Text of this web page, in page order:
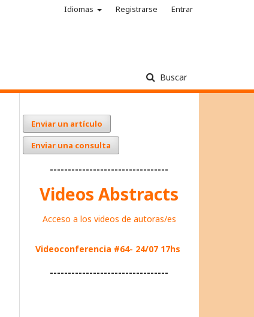
Buscar
Idiomas Registrarse Entrar
Enviar un artículo
Enviar una consulta
---------------------------------
Videos Abstracts
Acceso a los videos de autoras/es
Videoconferencia #64- 24/07 17hs
---------------------------------